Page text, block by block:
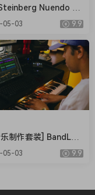
song to fit any
how to use
panel, effects,
Nuendo 15
内容库 [WiN, MacO
05-03 9.9
制作套装] BandLab
Sonar v32.04.0.06
R2R [WiN]（3
05-03 9.9